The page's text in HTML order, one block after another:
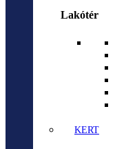
Lakótér
KERT